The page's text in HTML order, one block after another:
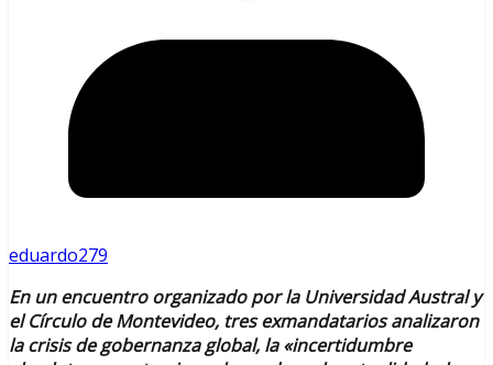
eduardo279
En un encuentro organizado por la Universidad Austral y
el Círculo de Montevideo, tres exmandatarios analizaron
la crisis de gobernanza global, la «incertidumbre